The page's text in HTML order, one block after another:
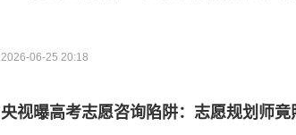
2026-06-25 20:18
央视曝高考志愿咨询陷阱：志愿规划师